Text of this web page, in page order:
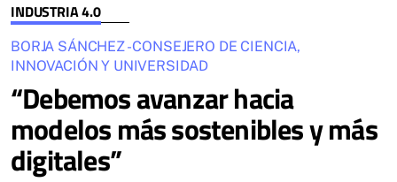
INDUSTRIA 4.0
BORJA SÁNCHEZ - CONSEJERO DE CIENCIA,
INNOVACIÓN Y UNIVERSIDAD
“Debemos avanzar hacia
modelos más sostenibles y más
digitales”